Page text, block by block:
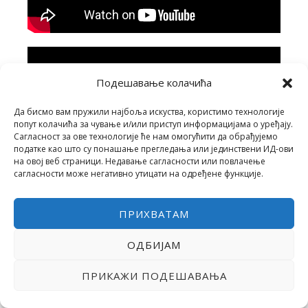
Подешавање колачића
Да бисмо вам пружили најбоља искуства, користимо технологије
попут колачића за чување и/или приступ информацијама о уређају.
Сагласност за ове технологије ће нам омогућити да обрађујемо
податке као што су понашање прегледања или јединствени ИД-ови
на овој веб страници. Недавање сагласности или повлачење
сагласности може негативно утицати на одређене функције.
ПРИХВАТАМ
ОДБИЈАМ
ПРИКАЖИ ПОДЕШАВАЊА